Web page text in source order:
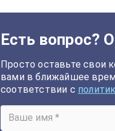
Есть вопрос?
Просто оставьте свои
вами в ближайшее
соответствии с